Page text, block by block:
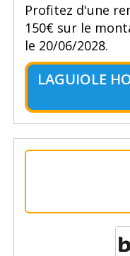
Profitez d'une
150€ sur le
le 20/06/2028.
LAGUIOLE